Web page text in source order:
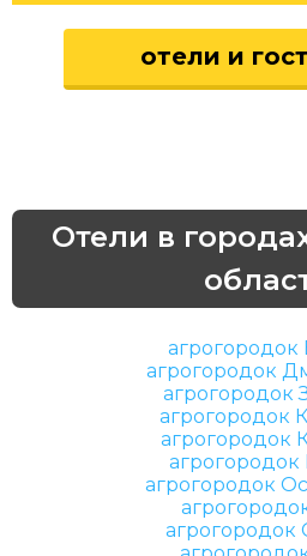
отели и
Отели в
агрогородок
агрогородок
агрогородок
агрогородок
агрогородок
агрогородок
агрогородок
агрогородок